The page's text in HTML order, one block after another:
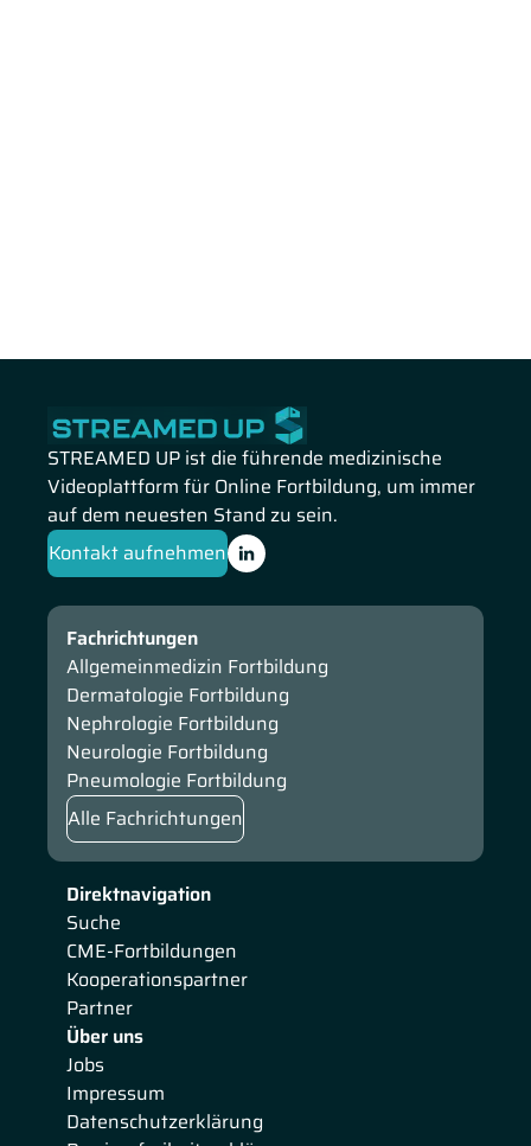
STREAMED UP ist die führende medizinische
Videoplattform für Online Fortbildung, um immer
auf dem neuesten Stand zu sein.
Kontakt aufnehmen
Direktnavigation
Suche
CME-Fortbildungen
Kooperationspartner
Partner
Über uns
Jobs
Impressum
Datenschutzerklärung
Fachrichtungen
Allgemeinmedizin Fortbildung
Dermatologie Fortbildung
Nephrologie Fortbildung
Neurologie Fortbildung
Pneumologie Fortbildung
Alle Fachrichtungen